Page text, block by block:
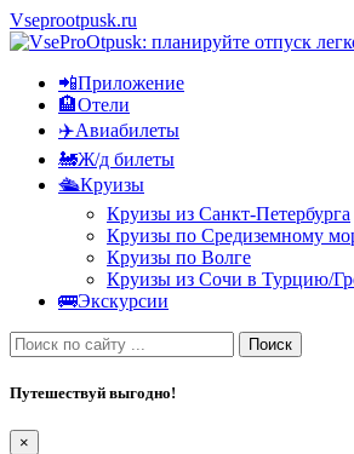
Vseprootpusk.ru
📲Приложение
🏨Отели
✈️Авиабилеты
🚂Ж/д билеты
🛳Круизы
Круизы из Санкт-Петербурга
Круизы по Средиземному
Круизы по Волге
Круизы из Сочи в Турцию/
🚌Экскурсии
Поиск
Путешествуй выгодно!
×